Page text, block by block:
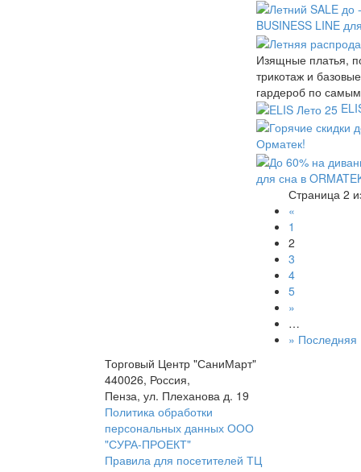
BUSINESS LINE
Изящные платья,
трикотаж и
гардероб по
Орматек!
для сна в
Страница 2
«
1
2
3
4
5
»
…
» Последняя
Торговый Центр "СаниМарт"
440026, Россия,
Пенза, ул. Плеханова д. 19
Политика обработки
персональных данных ООО
"СУРА-ПРОЕКТ"
Правила для посетителей ТЦ